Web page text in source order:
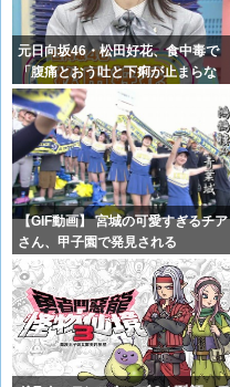
元日向坂46・松田好花、食中毒で
「腹痛とおう吐と下痢が止まらな
い」原因は
【GIF動画】 宮城の可愛すぎるチア
さん、甲子園で発見される